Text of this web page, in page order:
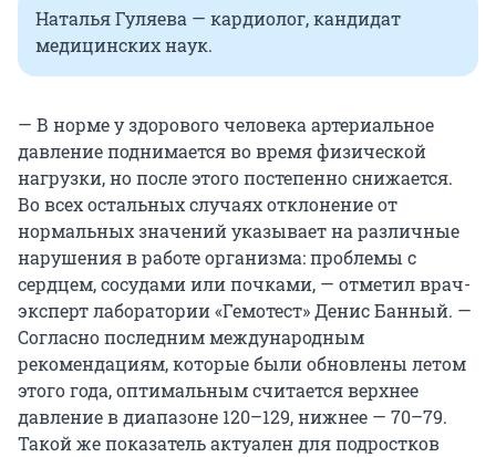
Наталья Гуляева — кардиолог, кандидат
медицинских наук.
— В норме у здорового человека артериальное
давление поднимается во время физической
нагрузки, но после этого постепенно снижается.
Во всех остальных случаях отклонение от
нормальных значений указывает на различные
нарушения в работе организма: проблемы с
сердцем, сосудами или почками, — отметил врач-
эксперт лаборатории «Гемотест» Денис Банный. —
Согласно последним международным
рекомендациям, которые были обновлены летом
этого года, оптимальным считается верхнее
давление в диапазоне 120–129, нижнее — 70–79.
Такой же показатель актуален для подростков